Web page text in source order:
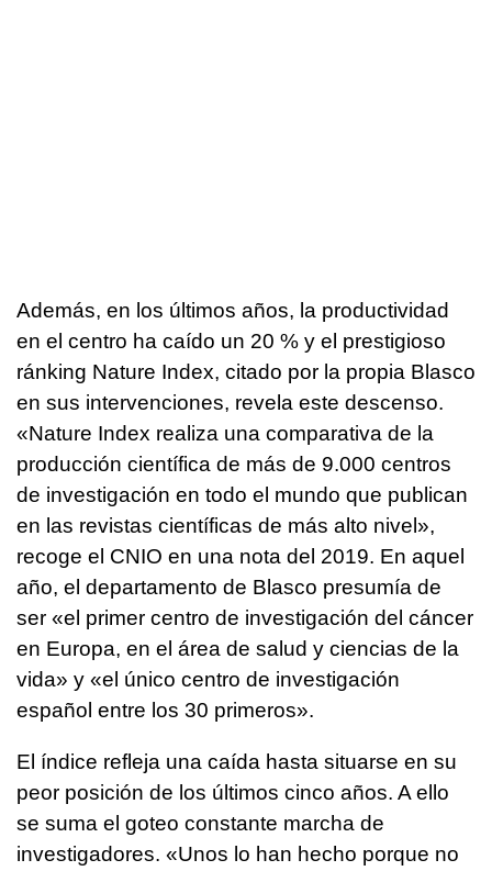
Además, en los últimos años, la productividad
en el centro ha caído un 20 % y el prestigioso
ránking Nature Index, citado por la propia Blasco
en sus intervenciones, revela este descenso.
«Nature Index realiza una comparativa de la
producción científica de más de 9.000 centros
de investigación en todo el mundo que publican
en las revistas científicas de más alto nivel»,
recoge el CNIO en una nota del 2019. En aquel
año, el departamento de Blasco presumía de
ser «el primer centro de investigación del cáncer
en Europa, en el área de salud y ciencias de la
vida» y «el único centro de investigación
español entre los 30 primeros».
El índice refleja una caída hasta situarse en su
peor posición de los últimos cinco años. A ello
se suma el goteo constante marcha de
investigadores. «Unos lo han hecho porque no